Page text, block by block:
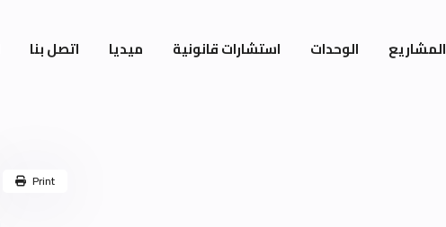
المشاريع الوحدات استشارات قانونية ميديا اتصل بنا
Print